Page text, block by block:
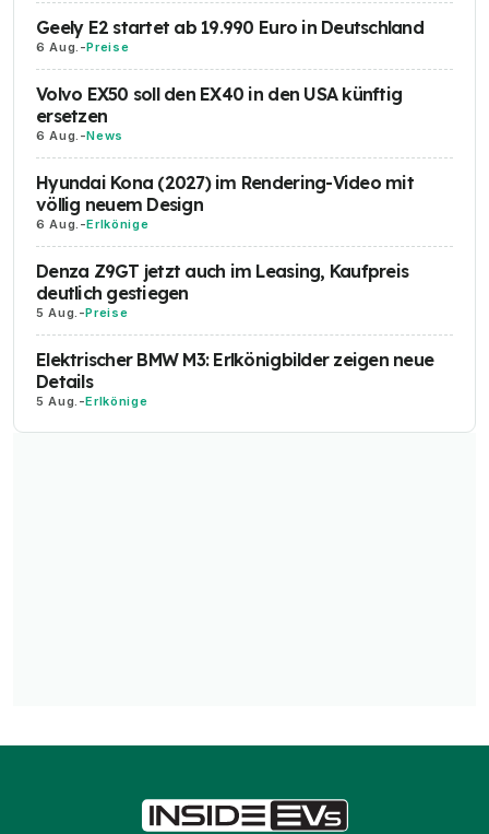
Geely E2 startet ab 19.990 Euro in Deutschland
6 Aug. -Preise
Volvo EX50 soll den EX40 in den USA künftig
ersetzen
6 Aug. -News
Hyundai Kona (2027) im Rendering-Video mit
völlig neuem Design
6 Aug. -Erlkönige
Denza Z9GT jetzt auch im Leasing, Kaufpreis
deutlich gestiegen
5 Aug. -Preise
Elektrischer BMW M3: Erlkönigbilder zeigen neue
Details
5 Aug. -Erlkönige